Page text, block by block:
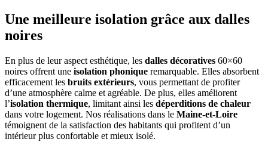
Une meilleure isolation grâce aux dalles
noires
En plus de leur aspect esthétique, les dalles décoratives 60×60
noires offrent une isolation phonique remarquable. Elles absorbent
efficacement les bruits extérieurs, vous permettant de profiter
d’une atmosphère calme et agréable. De plus, elles améliorent
l’isolation thermique, limitant ainsi les déperditions de chaleur
dans votre logement. Nos réalisations dans le Maine-et-Loire
témoignent de la satisfaction des habitants qui profitent d’un
intérieur plus confortable et mieux isolé.